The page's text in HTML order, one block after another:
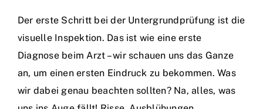
Der erste Schritt bei der Untergrundprüfung ist die
visuelle Inspektion. Das ist wie eine erste
Diagnose beim Arzt – wir schauen uns das Ganze
an, um einen ersten Eindruck zu bekommen. Was
wir dabei genau beachten sollten? Na, alles, was